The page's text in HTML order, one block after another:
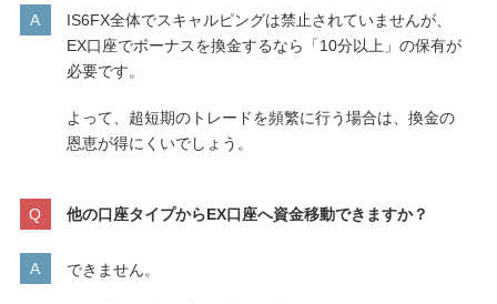
IS6FX全体でスキャルピングは禁止されていませんが、
EX口座でボーナスを換金するなら「10分以上」の保有が
必要です。
よって、超短期のトレードを頻繁に行う場合は、換金の
恩恵が得にくいでしょう。
他の口座タイプからEX口座へ資金移動できますか？
できません。